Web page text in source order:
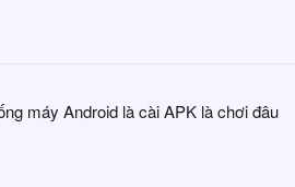
máy Android là cài APK là chơi đâu